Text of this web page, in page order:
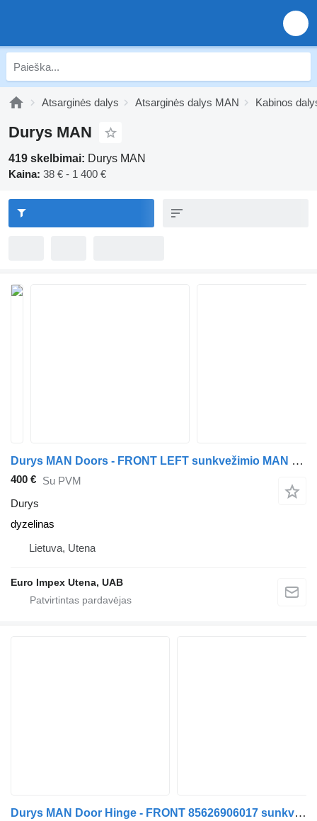
Atsarginės dalys Atsarginės dalys MAN Kabinos
Durys MAN
419 skelbimai: Durys MAN
Kaina: 38 € - 1 400 €
Durys MAN Doors - FRONT LEFT sunkvežimio MAN TGX
400 € Su PVM
Durys
dyzelinas
Lietuva, Utena
Euro Impex Utena, UAB
Durys MAN Door Hinge - FRONT 85626906017 sunkvežimio MAN L2000